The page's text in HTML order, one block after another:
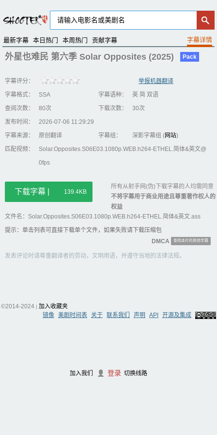
最新字幕 本日热门 本周热门 贡献字幕
加入我们 登录 切换线路
外星也难民 第六季 Solar Opposites (2025) Pack
字幕评分：
举报机器翻译
字幕格式：
SSA 字幕语种：
英 简 双语
查阅次数：
80次 下载次数：
30次
发布时间：
2026-07-06 11:29:29
字幕来源：
原创翻译 字幕组： 深影字幕组 (网站)
匹配视频：
Solar.Opposites.S06E03.1080p.WEB.h264-ETHEL.简体&英文@
0fps
下载字幕 | 139.4KB
所有从射手网(伪)下载字幕的人均需同意
不将字幕用于商业用途且尊重著作权人的
权益
文件名：Solar.Opposites.S06E03.1080p.WEB.h264-ETHEL.简体&英文.ass
提示：单击列表可直接下载单个文件，如果失败请下载压缩包
DMCA
查找本片的其他字幕
发表评论时请尊重翻译者的劳动，文明用语，并遵守当地的法律法规。
©2014-2024 | 加入收藏夹
镜像 美剧时间表 关于 联系我们 声明 API 开源及集成